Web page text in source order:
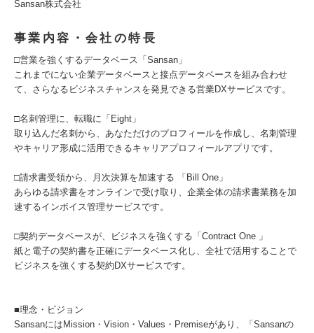
Sansan株式会社
事業内容・会社の特長
□営業を強くするデータベース「Sansan」
これまでにない企業データベースと接点データベースを組み合わせ
て、さらなるビジネスチャンスを発見できる営業DXサービスです。
□名刺管理に、転職に「Eight」
取り込んだ名刺から、あなただけのプロフィールを作成し、名刺管理
やキャリア形成に活用できるキャリアプロフィールアプリです。
□請求書受領から、月次決算を加速する 「Bill One」
あらゆる請求書をオンラインで受け取り、企業全体の請求書業務を加
速するインボイス管理サービスです。
□契約データベースが、ビジネスを強くする「Contract One 」
紙と電子の契約書を正確にデータベース化し、全社で活用することで
ビジネスを強くする契約DXサービスです。
■理念・ビジョン
SansanにはMission・Vision・Values・Premiseがあり、「Sansanの